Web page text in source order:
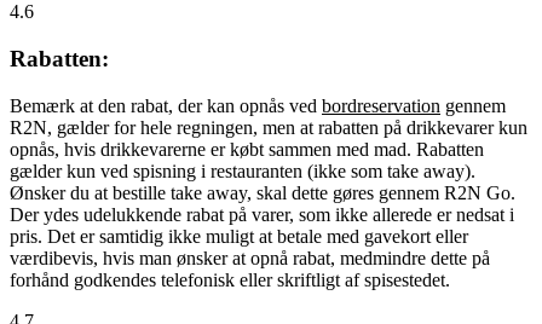
4.6
Rabatten:
Bemærk at den rabat, der kan opnås ved bordreservation gennem
R2N, gælder for hele regningen, men at rabatten på drikkevarer kun
opnås, hvis drikkevarerne er købt sammen med mad. Rabatten
gælder kun ved spisning i restauranten (ikke som take away).
Ønsker du at bestille take away, skal dette gøres gennem R2N Go.
Der ydes udelukkende rabat på varer, som ikke allerede er nedsat i
pris. Det er samtidig ikke muligt at betale med gavekort eller
værdibevis, hvis man ønsker at opnå rabat, medmindre dette på
forhånd godkendes telefonisk eller skriftligt af spisestedet.